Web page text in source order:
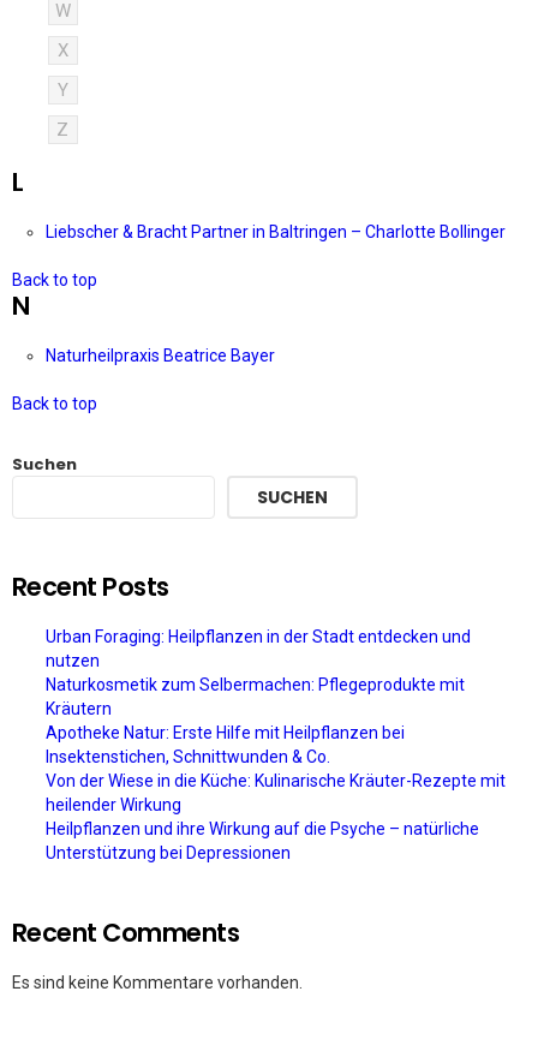
W
X
Y
Z
L
Liebscher & Bracht Partner in Baltringen – Charlotte Bollinger
Back to top
N
Naturheilpraxis Beatrice Bayer
Back to top
Suchen
SUCHEN
Recent Posts
Urban Foraging: Heilpflanzen in der Stadt entdecken und
nutzen
Naturkosmetik zum Selbermachen: Pflegeprodukte mit
Kräutern
Apotheke Natur: Erste Hilfe mit Heilpflanzen bei
Insektenstichen, Schnittwunden & Co.
Von der Wiese in die Küche: Kulinarische Kräuter-Rezepte mit
heilender Wirkung
Heilpflanzen und ihre Wirkung auf die Psyche – natürliche
Unterstützung bei Depressionen
Recent Comments
Es sind keine Kommentare vorhanden.